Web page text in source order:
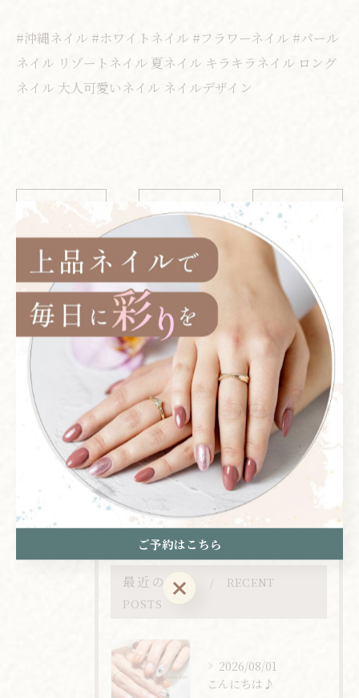
#沖縄ネイル #ホワイトネイル #フラワーネイル #パール
ネイル リゾートネイル 夏ネイル キラキラネイル ロング
ネイル 大人可愛いネイル ネイルデザイン
< 前のページ 一覧に戻る 次のページ >
カテゴリー CATEGORIES
全てのカテゴリー
シンプル
マグネット
フット
ワンカラー
グラデーション
オリジナルコース
最近の投稿
RECENT
POSTS
2026/08/01
こんにちは♪
ご予約はこちら
ご予約はこちら